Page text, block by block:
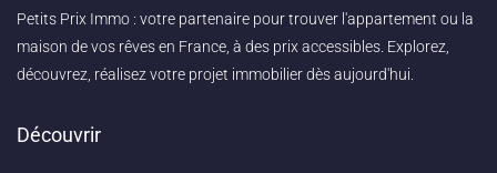
Petits Prix Immo : votre partenaire pour trouver l'appartement ou la
maison de vos rêves en France, à des prix accessibles. Explorez,
découvrez, réalisez votre projet immobilier dès aujourd'hui.
Découvrir